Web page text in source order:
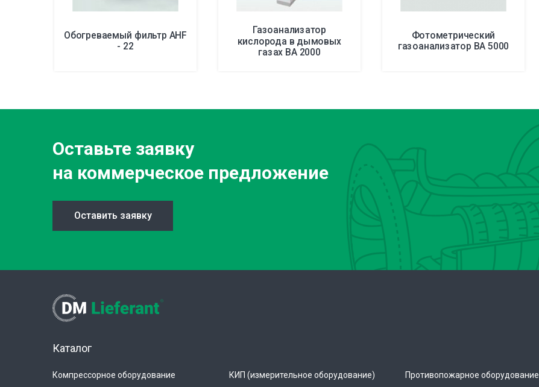
Обогреваемый фильтр AHF
- 22
Газоанализатор
кислорода в дымовых
газах BA 2000
Фотометрический
газоанализатор BA 5000
Оставьте заявку
на коммерческое предложение
Оставить заявку
Каталог
Компрессорное оборудование
КИП (измерительное оборудование)
Противопожарное оборудование